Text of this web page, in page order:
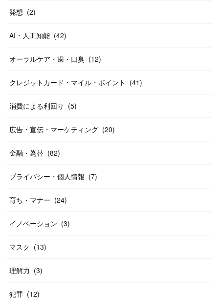
発想 (2)
AI・人工知能 (42)
オーラルケア・歯・口臭 (12)
クレジットカード・マイル・ポイント (41)
消費による利回り (5)
広告・宣伝・マーケティング (20)
金融・為替 (82)
プライバシー・個人情報 (7)
育ち・マナー (24)
イノベーション (3)
マスク (13)
理解力 (3)
犯罪 (12)